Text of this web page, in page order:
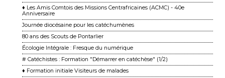
♦ Les Amis Comtois des Missions Centrafricaines (ACMC) - 40e
Anniversaire
Journée diocésaine pour les catéchumènes
80 ans des Scouts de Pontarlier
Écologie Intégrale : Fresque du numérique
# Catéchistes : Formation "Démarrer en catéchèse" (1/2)
♦ Formation initiale Visiteurs de malades